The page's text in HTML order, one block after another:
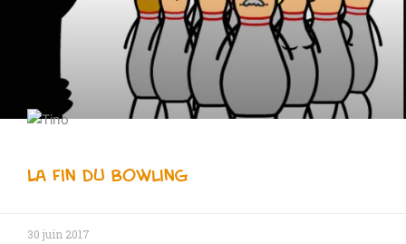
La Fin du Bowling
30 juin 2017